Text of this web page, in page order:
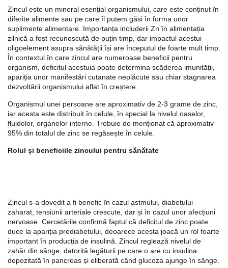
Zincul este un mineral esențial organismului, care este conținut în
diferite alimente sau pe care îl putem găsi în forma unor
suplimente alimentare. Importanța includerii Zn în alimentația
zilnică a fost recunoscută de puțin timp, dar impactul acestui
oligoelement asupra sănătății își are începutul de foarte mult timp.
În contextul în care zincul are numeroase beneficii pentru
organism, deficitul acestuia poate determina scăderea imunității,
apariția unor manifestări cutanate neplăcute sau chiar stagnarea
dezvoltării organismului aflat în creștere.
Organismul unei persoane are aproximativ de 2-3 grame de zinc,
iar acesta este distribuit în celule, în special la nivelul oaselor,
fluidelor, organelor interne. Trebuie de menționat că aproximativ
95% din totalul de zinc se regăsește în celule.
Rolul și beneficiile zincului pentru sănătate
Zincul s-a dovedit a fi benefic în cazul astmului, diabetului
zaharat, tensiunii arteriale crescute, dar și în cazul unor afecțiuni
nervoase. Cercetările confirmă faptul că deficitul de zinc poate
duce la apariția prediabetului, deoarece acesta joacă un rol foarte
important în producția de insulină. Zincul reglează nivelul de
zahăr din sânge, datorită legăturii pe care o are cu insulina
depozitată în pancreas și eliberată când glucoza ajunge în sânge.